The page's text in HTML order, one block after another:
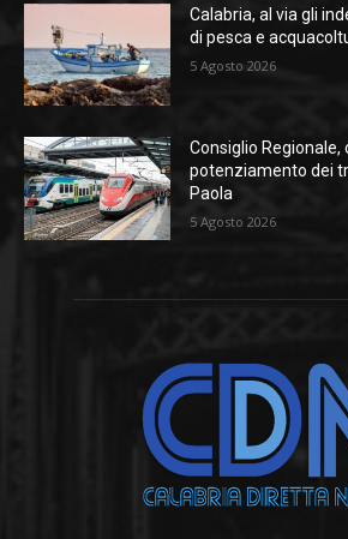
Calabria, al via gli
di pesca e
5 Agosto 2026
Consiglio Regionale,
potenziamento dei
Paola
5 Agosto 2026